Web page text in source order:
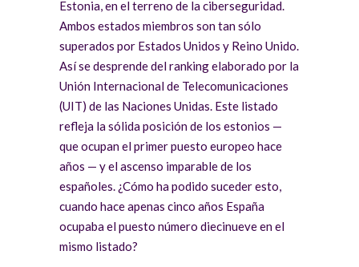
Estonia, en el terreno de la ciberseguridad.
Ambos estados miembros son tan sólo
superados por Estados Unidos y Reino Unido.
Así se desprende del ranking elaborado por la
Unión Internacional de Telecomunicaciones
(UIT) de las Naciones Unidas. Este listado
refleja la sólida posición de los estonios —
que ocupan el primer puesto europeo hace
años — y el ascenso imparable de los
españoles. ¿Cómo ha podido suceder esto,
cuando hace apenas cinco años España
ocupaba el puesto número diecinueve en el
mismo listado?